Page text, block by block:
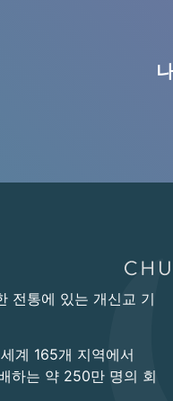
전통에 있는 개신교 기
계 165개 지역에서
하는 약 250만 명의 회